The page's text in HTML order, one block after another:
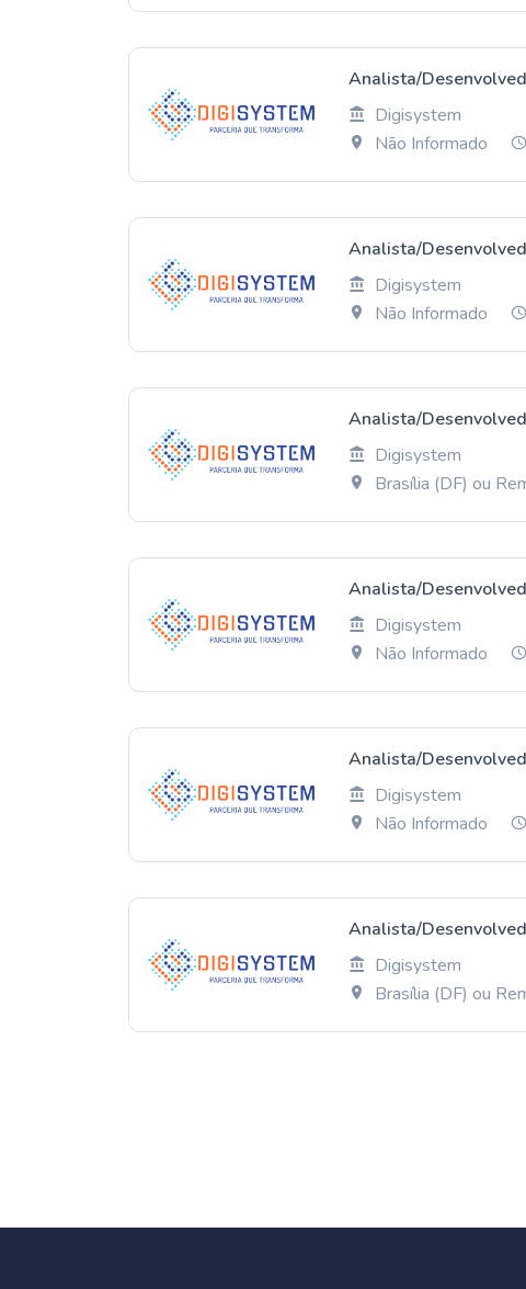
Analista/
Digisystem
Não Informado
Analista/
Digisystem
Não Informado
Analista/
Digisystem
Brasília (DF) ou
Analista/
Digisystem
Não Informado
Analista/
Digisystem
Não Informado
Analista/
Digisystem
Brasília (DF) ou